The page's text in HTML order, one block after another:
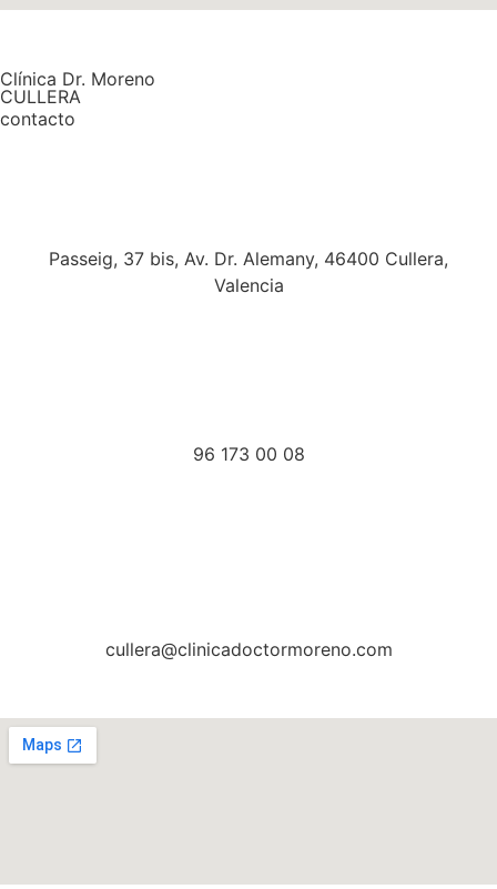
Clínica Dr. Moreno
CULLERA
contacto
Passeig, 37 bis, Av. Dr. Alemany, 46400 Cullera,
Valencia
96 173 00 08
cullera@clinicadoctormoreno.com